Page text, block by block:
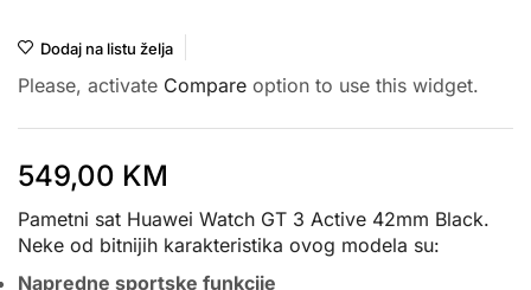
Dodaj na listu želja
Please, activate Compare option to use this widget.
549,00 KM
Pametni sat Huawei Watch GT 3 Active 42mm Black.
Neke od bitnijih karakteristika ovog modela su:
Napredne sportske funkcije